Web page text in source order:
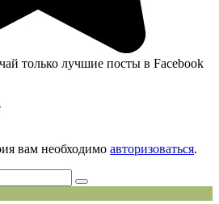
только лучшие посты в Facebook
вам необходимо авторизоваться.